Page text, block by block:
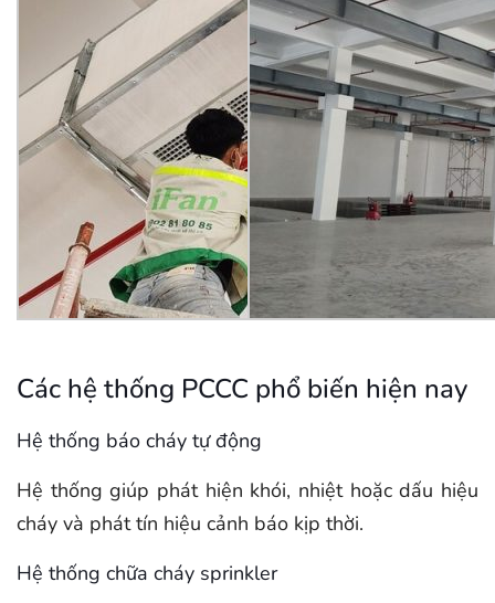
Các hệ thống PCCC phổ biến hiện nay
Hệ thống báo cháy tự động
Hệ thống giúp phát hiện khói, nhiệt hoặc dấu hiệu
cháy và phát tín hiệu cảnh báo kịp thời.
Hệ thống chữa cháy sprinkler